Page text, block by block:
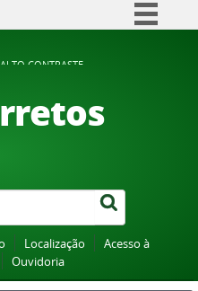
Participe
Acesso à informação
Canais
ALTO CONTRASTE
Localização
Acesso à
Ouvidoria